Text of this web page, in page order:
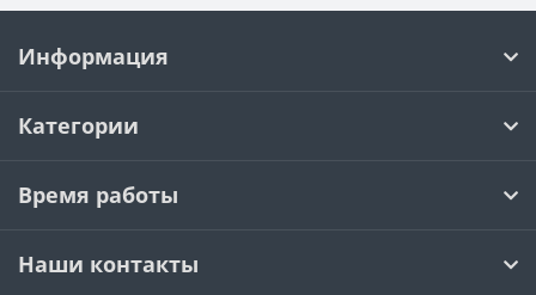
Информация
Категории
Время работы
Наши контакты